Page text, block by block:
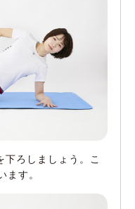
ろしましょう。こ
ます。